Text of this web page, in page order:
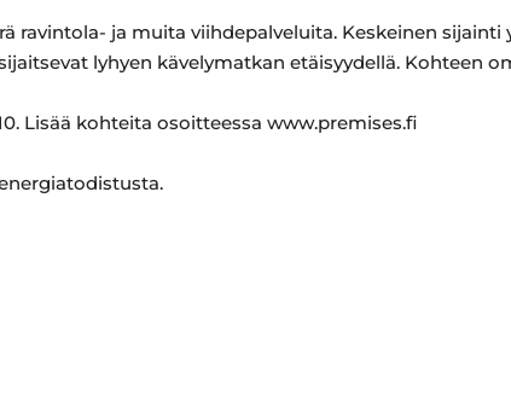
ravintola- ja muita viihdepalveluita. Keskeinen sijainti
lyhyen kävelymatkan etäisyydellä. Kohteen
Lisää kohteita osoitteessa www.premises.fi